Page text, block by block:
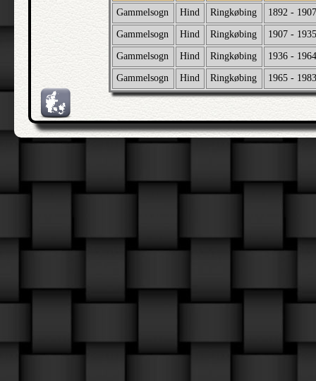
Gammelsogn Hind Ringkøbing 1892 - 1907
Gammelsogn Hind Ringkøbing 1907 - 1935
Gammelsogn Hind Ringkøbing 1936 - 1964
Gammelsogn Hind Ringkøbing 1965 - 1983